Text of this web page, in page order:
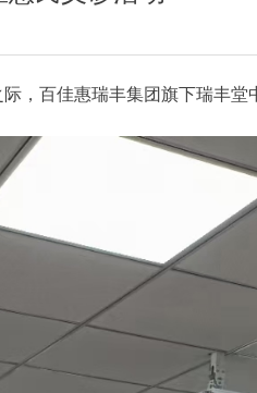
际 ， 百佳惠瑞丰集团旗下瑞丰堂